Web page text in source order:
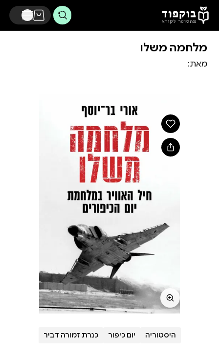
דלג לתוכן הראשי
מלחמה משלו
מאת:
היסטוריה יום כיפור כנרת זמורה דביר